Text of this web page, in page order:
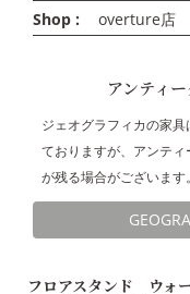
Shop :
overture店
アンティ
ジェオグラフィカの家
ておりますが、アンテ
が残る場合がございます。
フロアスタンド ウ